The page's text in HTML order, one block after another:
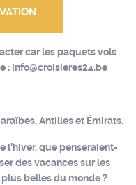
car les paquets vols
: info@croisieres24.be
Antilles et Émirats.
l’hiver, que penseraient-
des vacances sur les
belles du monde ?